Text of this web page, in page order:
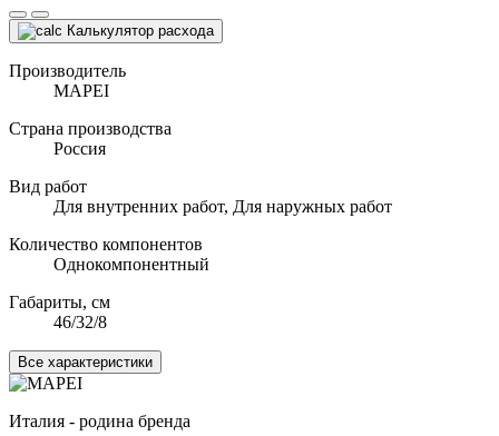
Калькулятор расхода
Производитель
MAPEI
Страна производства
Россия
Вид работ
Для внутренних работ, Для наружных работ
Количество компонентов
Однокомпонентный
Габариты, см
46/32/8
Все характеристики
Италия - родина бренда